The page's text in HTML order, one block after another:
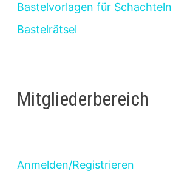
Bastelvorlagen für Schachteln
Bastelrätsel
Mitgliederbereich
Anmelden/Registrieren